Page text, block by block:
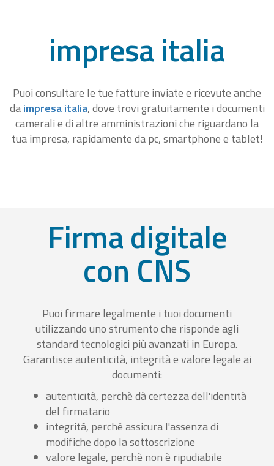
impresa italia
Puoi consultare le tue fatture inviate e ricevute anche
daimpresa italia, dove trovi gratuitamente i documenti
camerali e di altre amministrazioni che riguardano la
tua impresa, rapidamente da pc, smartphone e tablet!
Firma digitale
con CNS
Puoi firmare legalmente i tuoi documenti
utilizzando uno strumento che risponde agli
standard tecnologici più avanzati in Europa.
Garantisce autenticità, integrità e valore legale ai
documenti:
autenticità, perchè dà certezza dell'identità
del firmatario
integrità, perchè assicura l'assenza di
modifiche dopo la sottoscrizione
valore legale, perchè non è ripudiabile